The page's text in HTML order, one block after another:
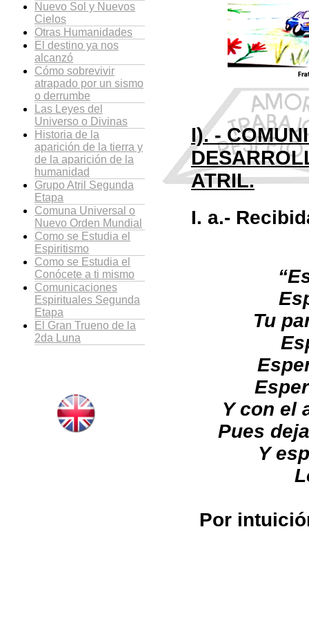
Nuevo Sol y Nuevos
Cielos
Otras Humanidades
El destino ya nos
alcanzó
Cómo sobrevivir
atrapado por un sismo
o derrumbe
Las Leyes del
Universo o Divinas
Historia de la
aparición de la tierra y
de la aparición de la
humanidad
Grupo Atril Segunda
Etapa
Comuna Universal o
Nuevo Orden Mundial
Como se Estudia el
Espiritismo
Como se Estudia el
Conócete a ti mismo
Comunicaciones
Espirituales Segunda
Etapa
El Gran Trueno de la
2da Luna
I). -
ATRIL.
I. a.-
Tu
Y con el
Pues
Y
Por